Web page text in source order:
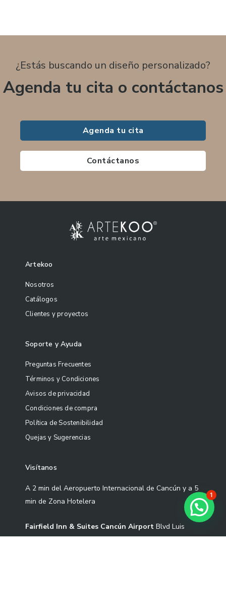
¿Estás buscando un diseño personalizado?
Agenda tu cita o contáctanos
Agenda tu cita
Contáctanos
Artekoo
Nosotros
Catálogos
Clientes y proyectos
Soporte y Ayuda
Preguntas Frecuentes
Términos y Condiciones
Avisos de privacidad
Condiciones de compra
Política de Sostenibilidad
Quejas y Sugerencias
Visítanos
A 2 min del Aeropuerto Internacional de Cancún y a 5
min de Zona Hotelera
Fairfield Inn & Suites Cancún Airport Blvd Luis
1